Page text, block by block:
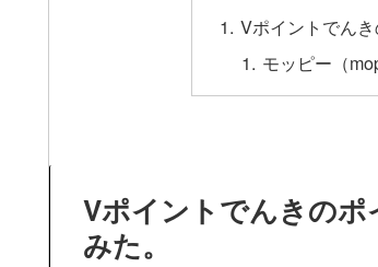
Vポイントでん
モッピー（
Vポイントでんきの
みた。